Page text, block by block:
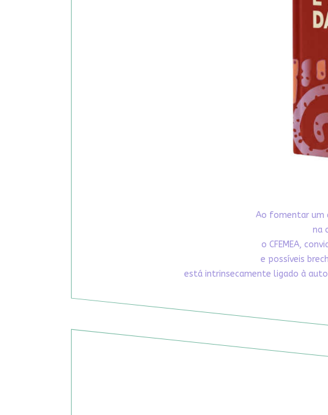
Ao fomentar um
na
o CFEMEA,
e possíveis
está intrinsecamente ligado à